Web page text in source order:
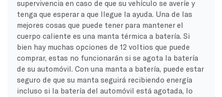
supervivencia en caso de que su vehículo se averíe y
tenga que esperar a que llegue la ayuda. Una de las
mejores cosas que puede tener para mantener el
cuerpo caliente es una manta térmica a batería. Si
bien hay muchas opciones de 12 voltios que puede
comprar, estas no funcionarán si se agota la batería
de su automóvil. Con una manta a batería, puede estar
seguro de que su manta seguirá recibiendo energía
incluso si la batería del automóvil está agotada, lo